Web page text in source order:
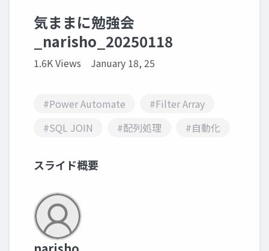
気ままに勉強会
_narisho_20250118
1.6K Views January 18, 25
#Power Automate
#Filter Array
#SQL JOIN
#配列処理 #自動化
スライド概要